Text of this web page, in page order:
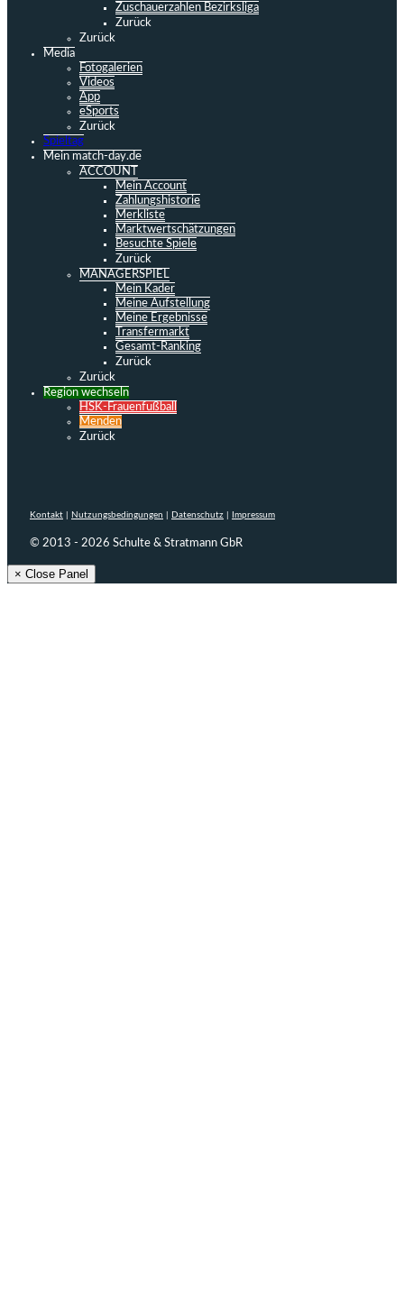
Zuschauerzahlen Bezirksliga
Zurück
Zurück
Media
Fotogalerien
Videos
App
eSports
Zurück
Spieltag
Mein match-day.de
ACCOUNT
Mein Account
Zahlungshistorie
Merkliste
Marktwertschätzungen
Besuchte Spiele
Zurück
MANAGERSPIEL
Mein Kader
Meine Aufstellung
Meine Ergebnisse
Transfermarkt
Gesamt-Ranking
Zurück
Zurück
Region wechseln
HSK-Frauenfußball
Menden
Zurück
Kontakt Nutzungsbedingungen Datenschutz Impressum
© 2013 - 2026 Schulte & Stratmann GbR
× Close Panel